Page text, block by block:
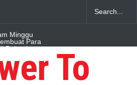
Minggu
Para
Bahagia
sudah deal
To